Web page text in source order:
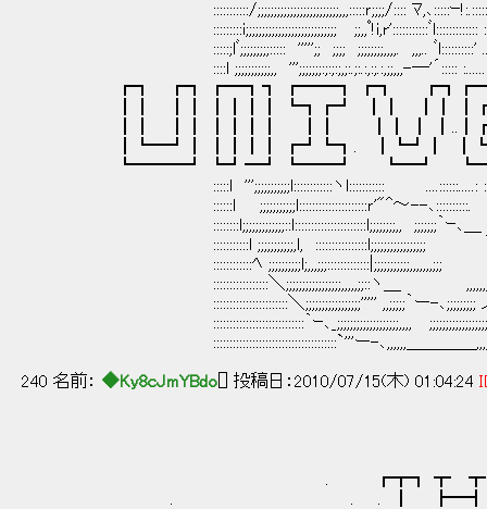
:::::::::::/;;;;;;;;;;;;;;;;;;;;;;;;;,,,:::::ｒ;;;;/:::: ﾏ,､:::::ｰ!:.:::::::::... ....
:::::::::i;;;;;;;;;;;;;;;;;;;;;;;;;;;; ;;,,ﾟ!i,r':::::::::::ﾞl::::::::::::: : '';'.
:::::;lﾞ;;;;;;;;;::::: ''''';; ;;;; ;;;;;;;;,,,,. ,,,.. ﾞl::::::::::' ...::....
::::l ;;;;;;;;;;;,, ''';;;;;;;:;:;:;,;:.;:.:,:;.:,;;,,,-―'´:::::
┏┓ ┏┓ ┏━┓┓ ┏━━┓ ┏┓
┃┃ ┃┃ ┃┃┃┃ ┗┓┏┛ ┃┃ ┃┃
┃┃ ┃┃ ┃┃┃┃ ┃┃ ┃┃ ┃
┃┗━┛┃ ┃┃┃┃ ┏┛┗┓. ┃┗┛┃
┗━━━┛ ┗┛━┛ ┗━━┛ ┗━┛
:::::l ''';;;;;;;;;;;l::::::::::::ヽl::::::::::: ....::::::.....: : : : : : : ::
::::::l ;;;;;;;;;;;l:::::::::::::::::::::ｒ'"^～--､::::::::::. :
::::::::l;;;;;;;;;;;;;::l::::::::::::::::::::::l;;;;;;;;,, ;;;;;;;
:::::::::::l ;;;;;;;;;;;,l, ::::::::::::::::l;;;;;;;;;;;;;;;;;
::::::::::::ﾍ ;;;;;;;;;;l;,,,;;;:::::::::::::|;;;;;;;;;;;,,,,,,,;;;
:::::::::::::::::＼;;;;;;;;;;;;;;;;;,,,,,;;::ヽ＿ ,,,,,,,_
:::::::::::::::::::::::＼;;;;;;;;;;;;;;;;;''''' ,,;;;;;｀ー-､;;;;;;;;; ノ
::::::::::::::::::::::::::::｀ｰ､_;;;;;;;;;;;;;;;;;;;,,,,
::::::::::::::::::::::::::::::::::::::`'''ー-､,,,,,,＿＿＿＿,,,,,,,-―ｰ
240 名前： ◆Ky8cJmYBdo [] 投稿日：2010/07/15(木) 01:04:24
. ┏┳┓ ┳ ┳
. . . ┃ ┣━┫